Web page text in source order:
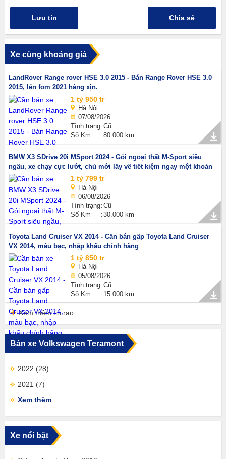
Lưu tin Chia sẻ
Xe cùng khoảng giá
LandRover Range rover HSE 3.0 2015 - Bán Range Rover HSE 3.0
2015, lên fom 2021 hàng xịn.
1 tỷ 950 tr
Hà Nội
07/08/2026
Tình trạng Cũ
Số Km
80.000 km
BMW X3 SDrive 20i MSport 2024 - Gói ngoại thất M-Sport siêu
ngầu, xe chạy cực lướt, chủ mới lấy về tiết kiệm ngay một khoản
1 tỷ 799 tr
Hà Nội
06/08/2026
Tình trạng Cũ
Số Km
30.000 km
Toyota Land Cruiser VX 2014 - Cần bán gấp Toyota Land Cruiser
VX 2014, màu bạc, nhập khẩu chính hãng
1 tỷ 850 tr
Hà Nội
05/08/2026
Tình trạng Cũ
Số Km
15.000 km
Xem thêm tin rao
Bán xe Volkswagen Teramont
2022 (28)
2021 (7)
Xem thêm
Xe nổi bật